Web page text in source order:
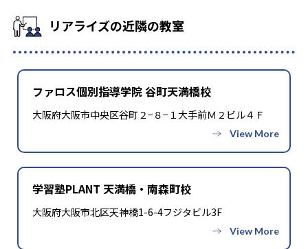
リアライズの近隣の教室
ファロス個別指導学院 谷町天満橋校
大阪府大阪市中央区谷町２−８−１大手前Ｍ２ビル４Ｆ
学習塾PLANT 天満橋・南森町校
大阪府大阪市北区天神橋1-6-4フジタビル3F